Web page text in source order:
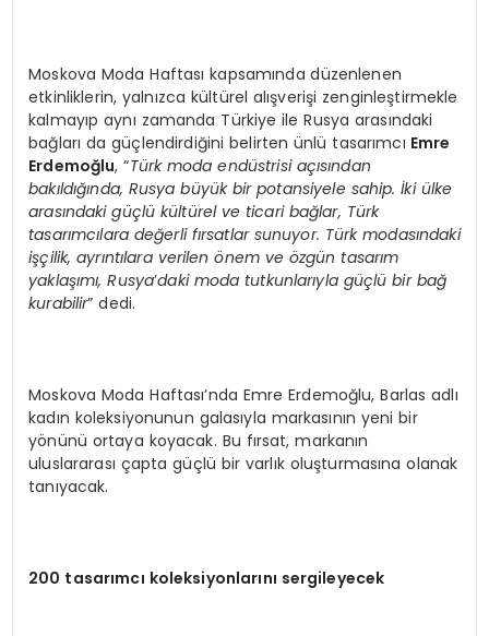
Moskova Moda Haftası kapsamında düzenlenen
etkinliklerin, yalnızca kültürel alışverişi zenginleştirmekle
kalmayıp aynı zamanda Türkiye ile Rusya arasındaki
bağları da güçlendirdiğini belirten ünlü tasarımcı Emre
Erdemoğlu, “Türk moda endüstrisi açısından
bakıldığında, Rusya büyük bir potansiyele sahip. İki ülke
arasındaki güçlü kültürel ve ticari bağlar, Türk
tasarımcılara değerli fırsatlar sunuyor. Türk modasındaki
işçilik, ayrıntılara verilenönem ve özgün tasarım
yaklaşımı, Rusya’daki moda tutkunlarıyla güçlü bir bağ
kurabilir” dedi.
Moskova Moda Haftası’nda Emre Erdemoğlu, Barlas adlı
kadın koleksiyonunun galasıyla markasının yeni bir
yönünü ortaya koyacak. Bu fırsat, markanın
uluslararası çapta güçlü bir varlık oluşturmasına olanak
tanıyacak.
200 tasarımcı koleksiyonlarını sergileyecek